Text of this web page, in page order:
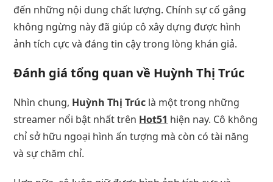
đến những nội dung chất lượng. Chính sự cố gắng
không ngừng này đã giúp cô xây dựng được hình
ảnh tích cực và đáng tin cậy trong lòng khán giả.
Đánh giá tổng quan về Huỳnh Thị Trúc
Nhìn chung, Huỳnh Thị Trúc là một trong những
streamer nổi bật nhất trên Hot51 hiện nay. Cô không
chỉ sở hữu ngoại hình ấn tượng mà còn có tài năng
và sự chăm chỉ.